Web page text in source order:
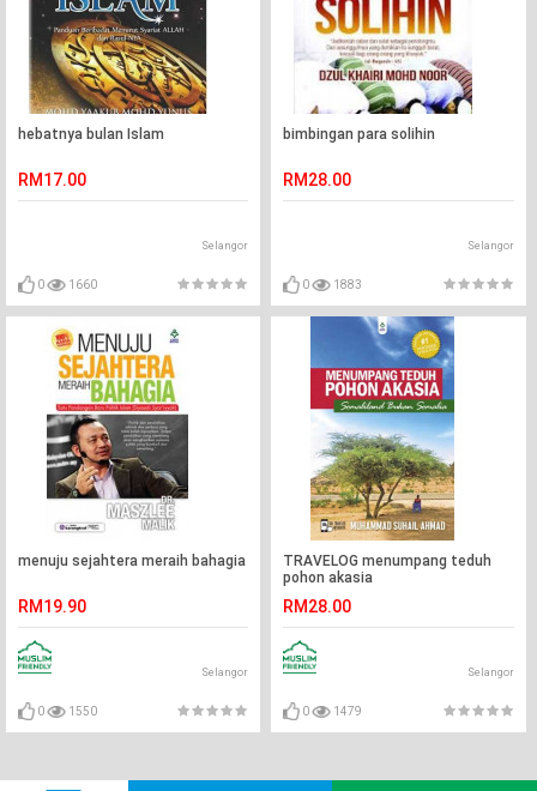
hebatnya bulan Islam
RM17.00
Selangor
0 1660
bimbingan para solihin
RM28.00
Selangor
0 1883
menuju sejahtera meraih bahagia
RM19.90
Selangor
0 1550
TRAVELOG menumpang teduh
pohon akasia
RM28.00
Selangor
0 1479